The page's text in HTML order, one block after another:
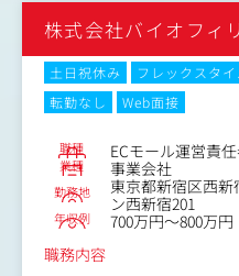
（サイトの改善）
-運用改善に関する検証お
（サイト管理画面の改善）
・業務連携
-同社アプリ「ファミペイ」
-マーケティング本部、広
に関する連携
株式会社バイオフィ
土日祝休み フレックスタイ
転勤なし
Web面接
職種 ECモール運営責
業種 事業会社
勤務地
東京都新宿区西新
ン西新宿201
年収例
700万円～800万円
職務内容